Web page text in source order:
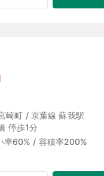
崎町 / 京葉線 蘇我駅
停歩1分
率60% / 容積率200%